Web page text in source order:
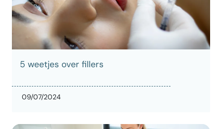
5 weetjes over fillers
09/07/2024